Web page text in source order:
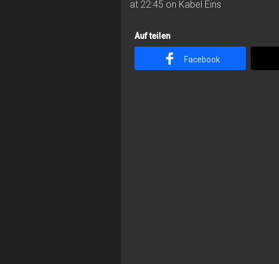
at 22:45 on Kabel Eins
Auf teilen
Facebook